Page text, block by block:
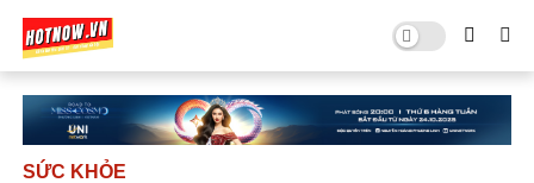
SỨC KHỎE